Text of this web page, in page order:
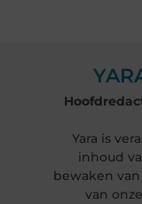
Yara is
inhoud
bewaken
van